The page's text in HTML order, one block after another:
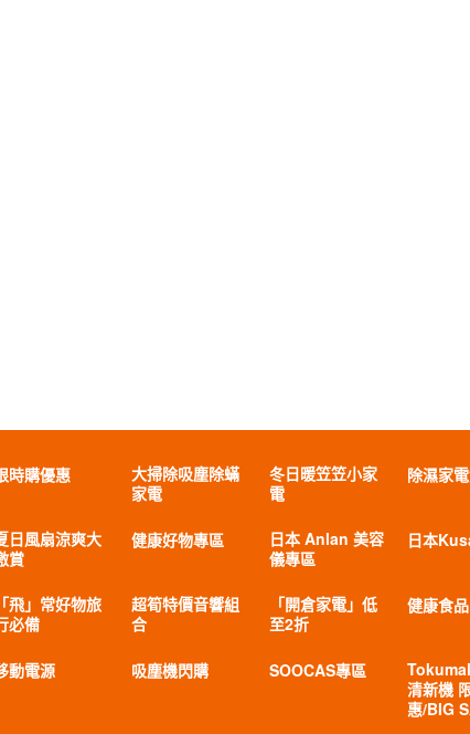
時購優惠
大掃除吸塵除蟎
家電
冬日暖笠笠小家
電
除濕家
日風扇涼爽大
賞
健康好物專區
日本 Anlan 美容
儀專區
日本
「飛」常好物旅
必備
超筍特價音響組
合
「開倉家電」低
至2折
健康食
動電源 吸塵機閃購 SOOCAS專區
清新機
惠/BIG